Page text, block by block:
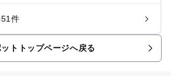
件
ットトップページへ戻る